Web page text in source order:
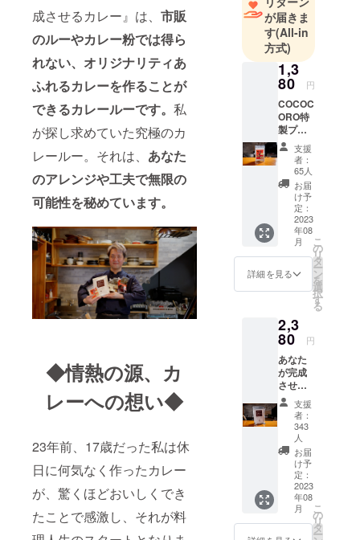
成させるカレー』は、 市販
のルーやカレー粉では得ら
れない、オリジナリティあ
ふれるカレーを作ることが
できるカレールーです。 私
が探し求めていた究極のカ
レールー。それは、 あなた
のアレンジや工夫で無限の
可能性を秘めています。
◆情熱の源、カ
レーへの想い◆
23年前、17歳だった私は休
日に何気なく作ったカレー
が、驚くほどおいしくでき
たことで感激し、それが料
出版、オン
ラインサロ
ン運営など
を行ってい
ます。
が届きま
す(All-in
方式)
1,3
80 円
COCOC
ORO特
製プロ
仕様万
能味塩
コショ
ウ
100g1
個(送料
込み) 素
材の持
ち味を
生か
し、料
理の味
を邪魔
魅力を
最大限
に引き
出しま
す。
COCOC
OROプ
ロ仕様
万能味
塩コ
ショウ
を使っ
て作っ
チャー
ハン
は、シ
支援
者：
65人
お届
け予
定：
2023
年08
月
詳細を見る
こ
の
リ
タ
ー
ン
を
選
択
す
る
2,3
80 円
あなた
が完成
させる
カレー
400g1
個(送料
込み) 厳
選され
た材料
とスパ
イス
で、五
味（塩
味・甘
支援
者：
343
人
お届
け予
定：
2023
年08
月
こ
の
リ
タ
ー